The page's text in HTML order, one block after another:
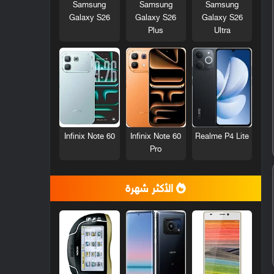
Samsung
Galaxy S26
Ultra
Samsung
Galaxy S26
Plus
Samsung
Galaxy S26
Realme P4 Lite
Infinix Note 60
Pro
Infinix Note 60
الأكثر شهرة